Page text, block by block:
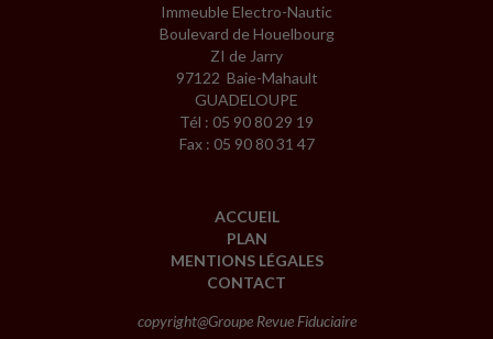
Immeuble Electro-Nautic
Boulevard de Houelbourg
ZI de Jarry
97122 Baie-Mahault
GUADELOUPE
Tél : 05 90 80 29 19
Fax : 05 90 80 31 47
ACCUEIL
PLAN
MENTIONS LÉGALES
CONTACT
copyright@Groupe Revue Fiduciaire